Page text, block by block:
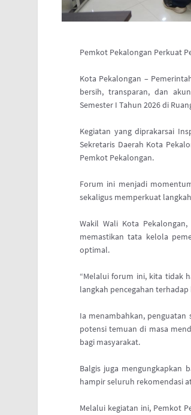
Pemkot Pekalongan Perkuat
Kota Pekalongan –
bersih, transparan, dan
Semester I Tahun 2026 di
Kegiatan yang diprakarsai
Sekretaris Daerah Kota
Pemkot Pekalongan.
Forum ini menjadi
sekaligus memperkuat
Wakil Wali Kota
memastikan tata kelola
optimal.
“Melalui forum ini, kita tidak
langkah pencegahan
Ia menambahkan,
potensi temuan di masa
bagi masyarakat.
Balgis juga mengungkapkan
hampir seluruh rekomendasi
Melalui kegiatan ini, Pemkot